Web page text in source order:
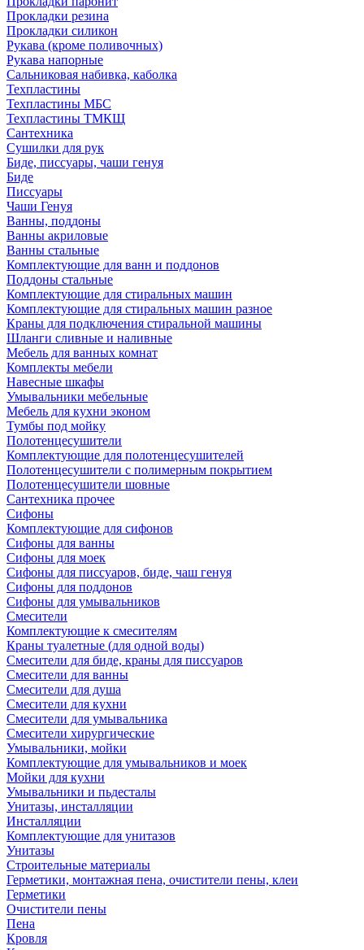
Прокладки резина
Прокладки силикон
Рукава (кроме поливочных)
Рукава напорные
Сальниковая набивка, каболка
Техпластины
Техпластины МБС
Техпластины ТМКЩ
Сантехника
Сушилки для рук
Биде, писсуары, чаши генуя
Биде
Писсуары
Чаши Генуя
Ванны, поддоны
Ванны акриловые
Ванны стальные
Комплектующие для ванн и поддонов
Поддоны стальные
Комплектующие для стиральных машин
Комплектующие для стиральных машин разное
Краны для подключения стиральной машины
Шланги сливные и наливные
Мебель для ванных комнат
Комплекты мебели
Навесные шкафы
Умывальники мебельные
Мебель для кухни эконом
Тумбы под мойку
Полотенцесушители
Комплектующие для полотенцесушителей
Полотенцесушители с полимерным покрытием
Полотенцесушители шовные
Сантехника прочее
Сифоны
Комплектующие для сифонов
Сифоны для ванны
Сифоны для моек
Сифоны для писсуаров, биде, чаш генуя
Сифоны для поддонов
Сифоны для умывальников
Смесители
Комплектующие к смесителям
Краны туалетные (для одной воды)
Смесители для биде, краны для писсуаров
Смесители для ванны
Смесители для душа
Смесители для кухни
Смесители для умывальника
Смесители хирургические
Умывальники, мойки
Комплектующие для умывальников и моек
Мойки для кухни
Умывальники и пьдесталы
Унитазы, инсталляции
Инсталляции
Комплектующие для унитазов
Унитазы
Строительные материалы
Герметики, монтажная пена, очистители пены, клеи
Герметики
Очистители пены
Пена
Кровля